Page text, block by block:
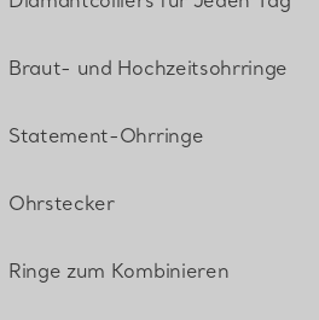
Braut- und Hochzeitsohrringe
Statement-Ohrringe
Ohrstecker
Ringe zum Kombinieren